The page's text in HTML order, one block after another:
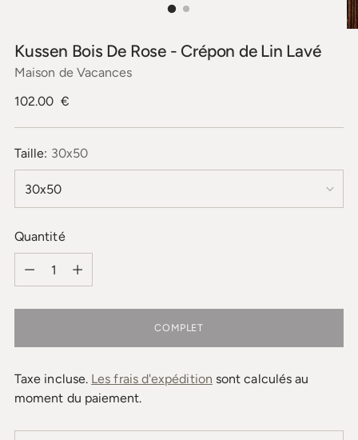
Kussen Bois De Rose - Crépon de Lin Lavé
Maison de Vacances
Prix
102.00 €
Taille: 30x50
Quantité
Quantité
COMPLET
Taxe incluse. Les frais d'expédition sont calculés au
moment du paiement.